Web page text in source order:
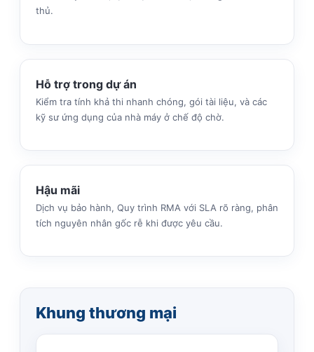
thủ.
Hỗ trợ trong dự án
Kiểm tra tính khả thi nhanh chóng, gói tài liệu, và các
kỹ sư ứng dụng của nhà máy ở chế độ chờ.
Hậu mãi
Dịch vụ bảo hành, Quy trình RMA với SLA rõ ràng, phân
tích nguyên nhân gốc rễ khi được yêu cầu.
Khung thương mại